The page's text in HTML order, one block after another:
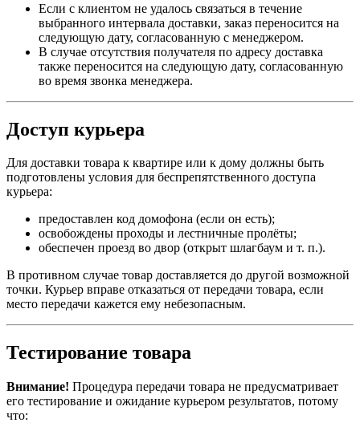
Если с клиентом не удалось связаться в течение
выбранного интервала доставки, заказ переносится на
следующую дату, согласованную с менеджером.
В случае отсутствия получателя по адресу доставка
также переносится на следующую дату, согласованную
во время звонка менеджера.
Доступ курьера
Для доставки товара к квартире или к дому должны быть
подготовлены условия для беспрепятственного доступа
курьера:
предоставлен код домофона (если он есть);
освобождены проходы и лестничные пролёты;
обеспечен проезд во двор (открыт шлагбаум и т. п.).
В противном случае товар доставляется до другой возможной
точки. Курьер вправе отказаться от передачи товара, если
место передачи кажется ему небезопасным.
Тестирование товара
Внимание! Процедура передачи товара не предусматривает
его тестирование и ожидание курьером результатов, потому
что: